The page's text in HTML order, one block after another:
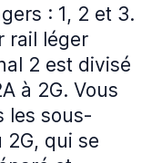
: 1, 2 et 3.
rail léger
2 est divisé
à 2G. Vous
les sous-
qui se